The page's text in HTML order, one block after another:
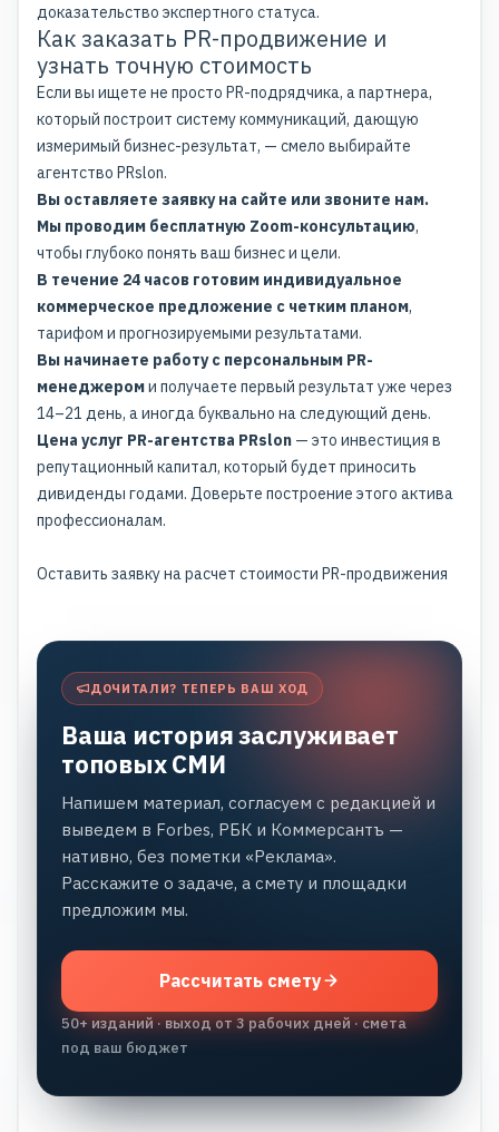
доказательство экспертного статуса.
Как заказать PR-продвижение и
узнать точную стоимость
Если вы ищете не просто PR-подрядчика, а партнера,
который построит систему коммуникаций, дающую
измеримый бизнес-результат, — смело выбирайте
агентство PRslon.
Вы оставляете заявку на сайте или звоните нам.
Мы проводим бесплатную Zoom-консультацию,
чтобы глубоко понять ваш бизнес и цели.
В течение 24 часов готовим индивидуальное
коммерческое предложение с четким планом,
тарифом и прогнозируемыми результатами.
Вы начинаете работу с персональным PR-
менеджероми получаете первый результат уже через
14–21 день, а иногда буквально на следующий день.
Цена услуг PR-агентства PRslon — это инвестиция в
репутационный капитал, который будет приносить
дивиденды годами. Доверьте построение этого актива
профессионалам.
Оставить заявку на расчет стоимости PR-продвижения
ДОЧИТАЛИ? ТЕПЕРЬ ВАШ ХОД
Ваша история заслуживает
топовых СМИ
Напишем материал, согласуем с редакцией и
выведем в Forbes, РБК и Коммерсантъ —
нативно, без пометки «Реклама».
Расскажите о задаче, а смету и площадки
предложим мы.
Рассчитать смету
50+ изданий · выход от 3 рабочих дней · смета
под ваш бюджет